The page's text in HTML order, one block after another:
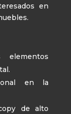
en
en la
de alto